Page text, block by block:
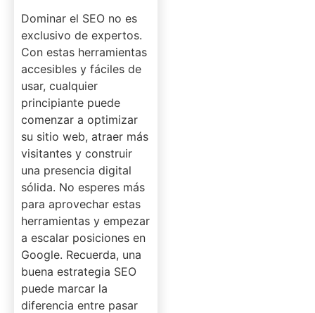
Dominar el SEO no es
exclusivo de expertos.
Con estas herramientas
accesibles y fáciles de
usar, cualquier
principiante puede
comenzar a optimizar
su sitio web, atraer más
visitantes y construir
una presencia digital
sólida. No esperes más
para aprovechar estas
herramientas y empezar
a escalar posiciones en
Google. Recuerda, una
buena estrategia SEO
puede marcar la
diferencia entre pasar